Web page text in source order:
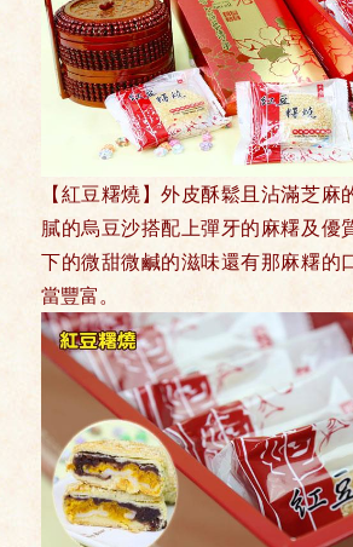
【紅豆糬燒】外皮酥鬆且沾滿芝麻
膩的烏豆沙搭配上彈牙的麻糬及優
下的微甜微鹹的滋味還有那麻糬的
當豐富。